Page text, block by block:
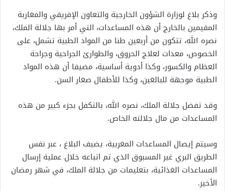
وذكر بلاغ لوزارة الشؤون الخارجية والتعاون الإفريقي والمغاربة
المقيمين بالخارج أن هذه المساعدات، التي أمر بها جلالة الملك،
نصره الله، تتكون من أربعين طنا من المواد الطبية تشمل، على
الخصوص، معدات لعلاج الحروق، والطوارئ الجراحية وجراحة
العظام والكسور، وكذا أدوية أساسية، مضيفا أن هذه المواد
الطبية موجهة للبالغين، وكذا للأطفال صغار السن.
وقد تفضل جلالة الملك، نصره الله، بالتكفل بجزء كبير من هذه
المساعدات من مال جلالته الخاص.
وسيتم إيصال المساعدات المغربية، يضيف البلاغ ، عبر نفس
الطريق البري غير المسبوق الذي تم اتباعه خلال عملية إرسال
المساعدات الغذائية، بتعليمات من جلالة الملك، في شهر رمضان
الأخير.